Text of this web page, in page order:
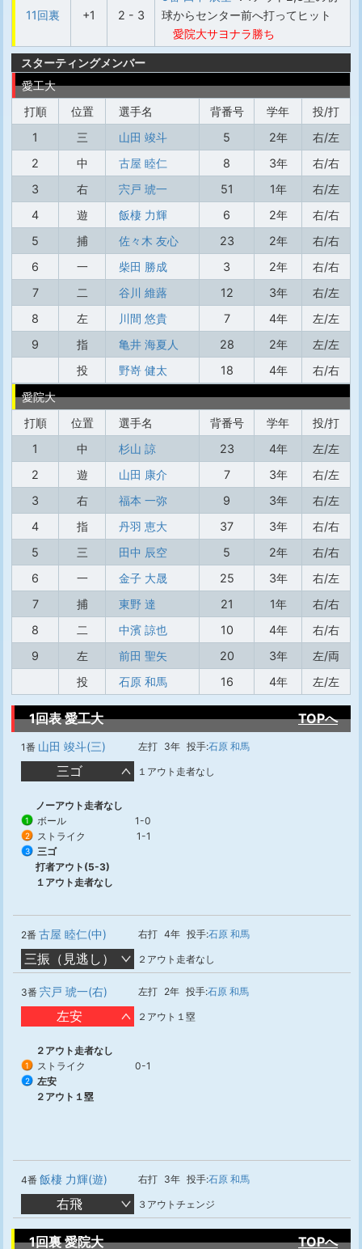
11回裏 +1 2 - 3
球からセンター前へ打ってヒット
愛院大サヨナラ勝ち
スターティングメンバー
愛工大
打順
位置 選手名 背番号 学年
投/打
1
三 山田 竣斗 5 2年
右/左
2
中 古屋 睦仁 8 3年
右/右
3
右 宍戸 琥一 51 1年
右/左
4
遊 飯棲 力輝 6 2年
右/右
5
捕 佐々木 友心 23 2年
右/右
6
一 柴田 勝成 3 2年
右/右
7
二 谷川 維蕗 12 3年
右/左
8
左 川間 悠貴 7 4年
左/左
9
指 亀井 海夏人 28 2年
左/左
投
野嵜 健太 18 4年
右/右
愛院大
打順
位置 選手名 背番号 学年
投/打
1
中 杉山 諒 23 4年
左/左
2
遊 山田 康介 7 3年
右/左
3
右 福本 一弥 9 3年
右/左
4
指 丹羽 恵大 37 3年
右/右
5
三 田中 辰空 5 2年
右/右
6
一 金子 大晟 25 3年
右/左
7
捕 東野 達 21 1年
右/右
8
二 中濱 諒也 10 4年
右/右
9
左 前田 聖矢 20 3年
左/両
投
石原 和馬 16 4年 左/左
1回表 愛工大 TOPへ
1番 山田 竣斗(三) 左打 3年 投手:石原 和馬
三ゴ １アウト走者なし
ノーアウト走者なし
1 ボール 1-0
2 ストライク 1-1
3
三ゴ
打者アウト(5-3)
１アウト走者なし
2番 古屋 睦仁(中) 右打 4年 投手:石原 和馬
三振（見逃し） ２アウト走者なし
3番 宍戸 琥一(右) 左打 2年 投手:石原 和馬
左安 ２アウト１塁
２アウト走者なし
1 ストライク 0-1
2
左安
２アウト１塁
4番 飯棲 力輝(遊) 右打 3年 投手:石原 和馬
右飛 ３アウトチェンジ
1回裏 愛院大 TOPへ